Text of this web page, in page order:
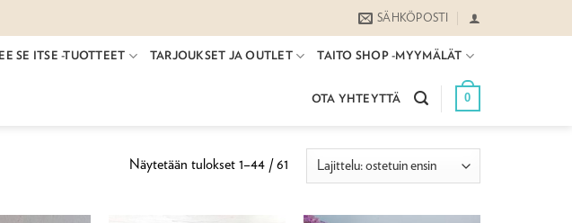
SÄHKÖPOSTI
SE ITSE -TUOTTEET TARJOUKSET JA OUTLET TAITO SHOP -MYYMÄLÄT
OTA YHTEYTTÄ 0
Näytetään tulokset 1–44 / 61Suosituimmat
ensin